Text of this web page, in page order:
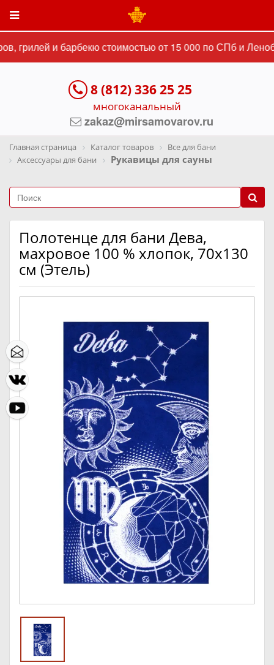
грилей и барбекю стоимостью от 15 000 по СПб и
8 (812) 336 25 25
многоканальный
zakaz@mirsamovarov.ru
Главная страница Каталог товаров
Все для бани
Аксессуары для бани
Рукавицы для сауны
Полотенце для бани Дева,
махровое 100 % хлопок, 70х130
см (Этель)